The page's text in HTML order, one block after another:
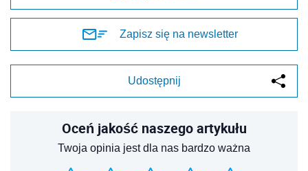
Zapisz się na newsletter
Udostępnij
Oceń jakość naszego artykułu
Twoja opinia jest dla nas bardzo ważna